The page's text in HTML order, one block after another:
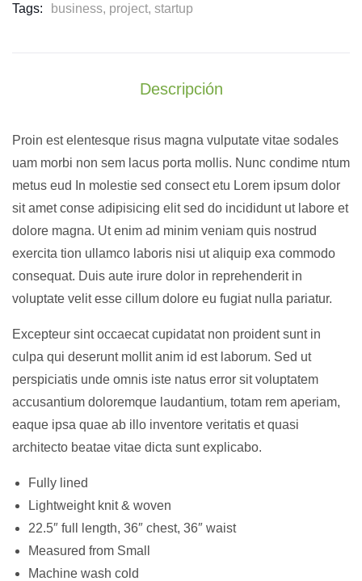
Tags: business, project, startup
Descripción
Proin est elentesque risus magna vulputate vitae sodales
uam morbi non sem lacus porta mollis. Nunc condime ntum
metus eud In molestie sed consect etu Lorem ipsum dolor
sit amet conse adipisicing elit sed do incididunt ut labore et
dolore magna. Ut enim ad minim veniam quis nostrud
exercita tion ullamco laboris nisi ut aliquip exa commodo
consequat. Duis aute irure dolor in reprehenderit in
voluptate velit esse cillum dolore eu fugiat nulla pariatur.
Excepteur sint occaecat cupidatat non proident sunt in
culpa qui deserunt mollit anim id est laborum. Sed ut
perspiciatis unde omnis iste natus error sit voluptatem
accusantium doloremque laudantium, totam rem aperiam,
eaque ipsa quae ab illo inventore veritatis et quasi
architecto beatae vitae dicta sunt explicabo.
Fully lined
Lightweight knit & woven
22.5″ full length, 36″ chest, 36″ waist
Measured from Small
Machine wash cold